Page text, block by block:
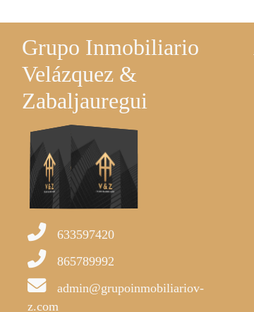
Grupo Inmobiliario
Velázquez &
Zabaljauregui
633597420
865789992
admin@grupoinmobiliariov-
z.com